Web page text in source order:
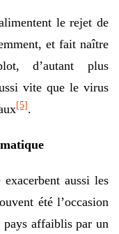
le rejet de
et fait naître
d’autant plus
vite que le virus
[5].
aussi les
été l’occasion
pays affaiblis par un